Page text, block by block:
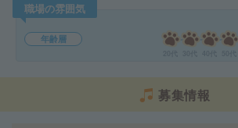
職場の雰囲気
年齢層
募集情報